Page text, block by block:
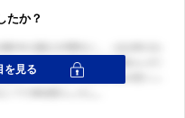
たか？